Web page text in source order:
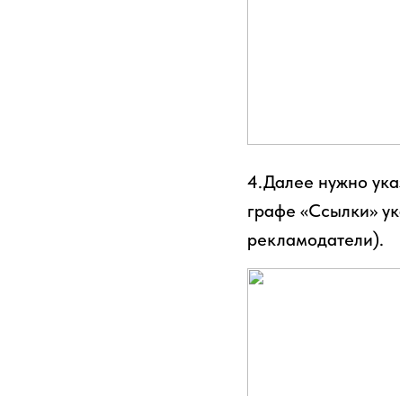
4.Далее нужно
графе «Ссылки»
рекламодатели).